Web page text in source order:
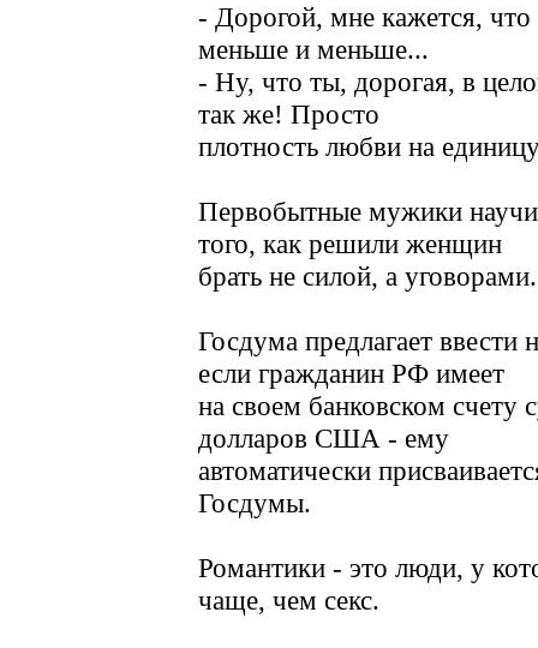
- Дорогой, мне кажется,
меньше и меньше...
- Ну, что ты, дорогая, в
так же! Просто
плотность любви на
Первобытные мужики
того, как решили женщин
брать не силой, а уговорами.
Госдума предлагает ввести
если гражданин РФ имеет
на своем банковском
долларов США - ему
автоматически
Госдумы.
Романтики - это люди, у
чаще, чем секс.